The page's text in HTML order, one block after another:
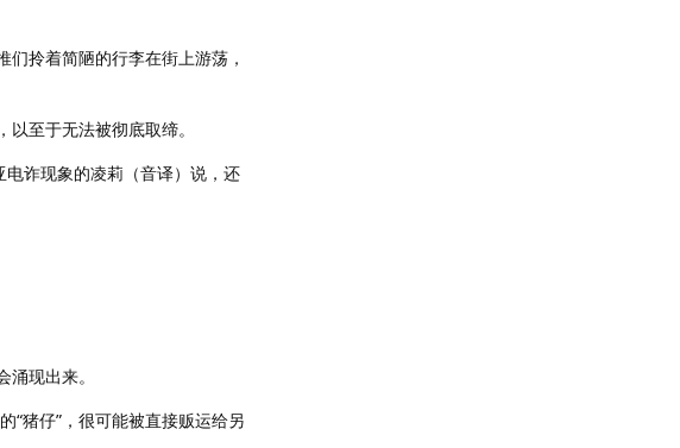
拎着简陋的行李在街上游荡，
至于无法被彻底取缔。
诈现象的凌莉（音译）说，还
现出来。
“猪仔”，很可能被直接贩运给另